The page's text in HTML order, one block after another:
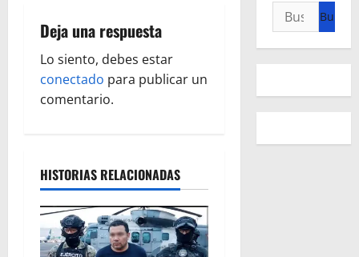
i
ó
n
e
e
n
Deja una respuesta
Lo siento, debes estar
conectado para publicar un
comentario.
HISTORIAS RELACIONADAS
Buscar: